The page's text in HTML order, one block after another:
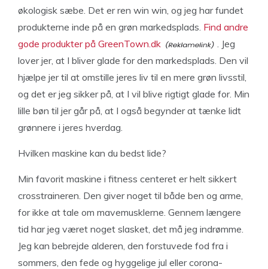
økologisk sæbe. Det er ren win win, og jeg har fundet
produkterne inde på en grøn markedsplads. Find andre
gode produkter på GreenTown.dk
. Jeg
lover jer, at I bliver glade for den markedsplads. Den vil
hjælpe jer til at omstille jeres liv til en mere grøn livsstil,
og det er jeg sikker på, at I vil blive rigtigt glade for. Min
lille bøn til jer går på, at I også begynder at tænke lidt
grønnere i jeres hverdag.
Hvilken maskine kan du bedst lide?
Min favorit maskine i fitness centeret er helt sikkert
crosstraineren. Den giver noget til både ben og arme,
for ikke at tale om mavemusklerne. Gennem længere
tid har jeg været noget slasket, det må jeg indrømme.
Jeg kan bebrejde alderen, den forstuvede fod fra i
sommers, den fede og hyggelige jul eller corona-